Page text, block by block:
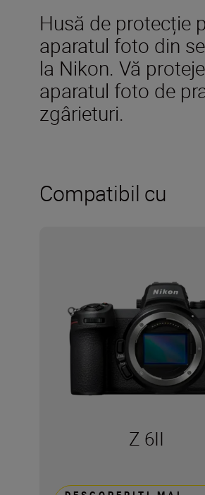
Husă de protecție
aparatul foto din
la Nikon. Vă
aparatul foto de
zgârieturi.
Compatibil cu
Z 6II